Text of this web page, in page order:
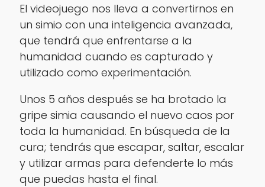
El videojuego nos lleva a convertirnos en
un simio con una inteligencia avanzada,
que tendrá que enfrentarse a la
humanidad cuando es capturado y
utilizado como experimentación.
Unos 5 años después se ha brotado la
gripe simia causando el nuevo caos por
toda la humanidad. En búsqueda de la
cura; tendrás que escapar, saltar, escalar
y utilizar armas para defenderte lo más
que puedas hasta el final.